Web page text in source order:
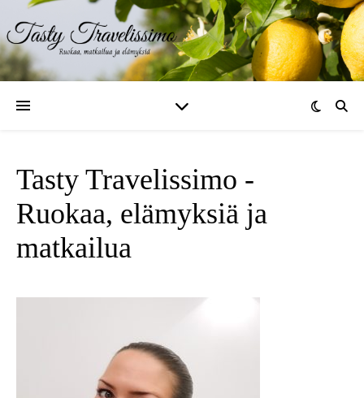
Tasty Travelissimo -
Ruokaa, elämyksiä ja
matkailua